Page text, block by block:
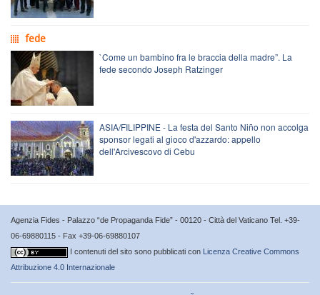
fede
`Come un bambino fra le braccia della madre”. La
fede secondo Joseph Ratzinger
ASIA/FILIPPINE - La festa del Santo Niño non accolga
sponsor legati al gioco d'azzardo: appello
dell'Arcivescovo di Cebu
Agenzia Fides - Palazzo “de Propaganda Fide” - 00120 - Città del Vaticano Tel. +39-
06-69880115 - Fax +39-06-69880107
I contenuti del sito sono pubblicati con Licenza Creative Commons
Attribuzione 4.0 Internazionale